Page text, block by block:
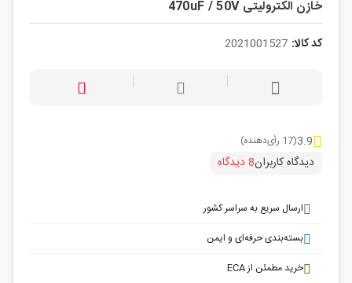
خازن الکترولیتی 470uF / 50V
کد کالا: 2021001527
3.9(17 رأی‌دهنده)
دیدگاه کاربران8 دیدگاه
ارسال سریع به سراسر کشور
بسته‌بندی حرفه‌ای و ایمن
خرید مطمئن از ECA